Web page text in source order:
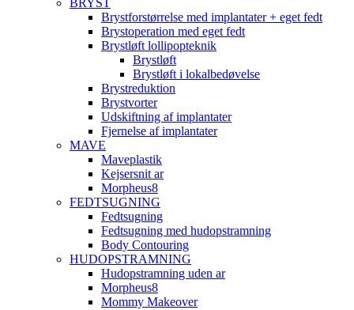
BRYST
Brystforstørrelse med implantater + eget fedt
Brystoperation med eget fedt
Brystløft lollipopteknik
Brystløft
Brystløft i lokalbedøvelse
Brystreduktion
Brystvorter
Udskiftning af implantater
Fjernelse af implantater
MAVE
Maveplastik
Kejsersnit ar
Morpheus8
FEDTSUGNING
Fedtsugning
Fedtsugning med hudopstramning
Body Contouring
HUDOPSTRAMNING
Hudopstramning uden ar
Morpheus8
Mommy Makeover